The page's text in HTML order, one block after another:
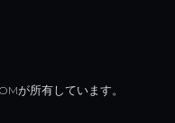
が所有しています。